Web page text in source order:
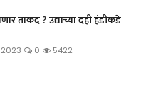
ताकद ? उद्याच्या दही हंडीकडे
2023 0 5422